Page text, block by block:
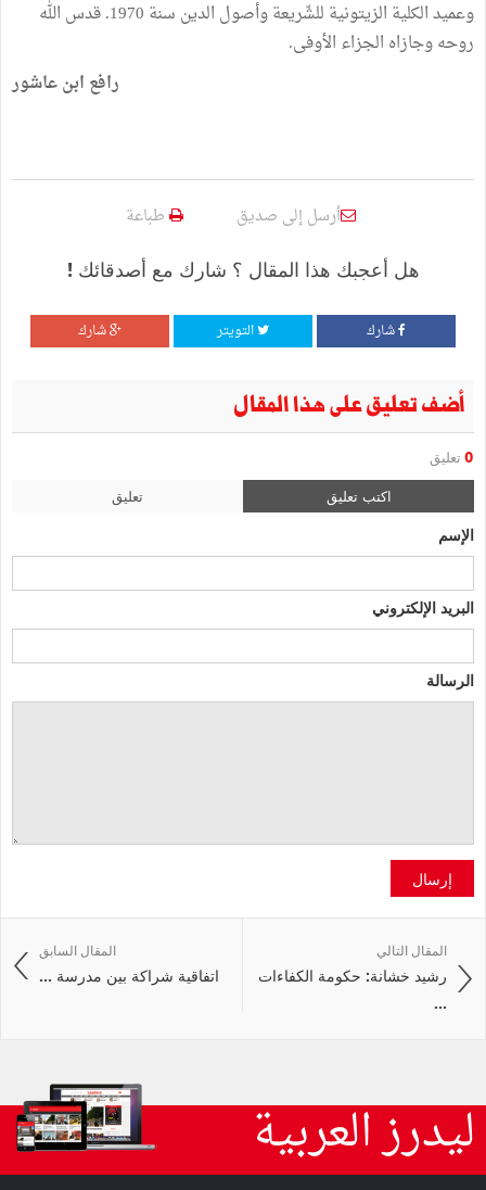
وعميد الكلية الزيتونية للشّريعة وأصول الدين سنة 1970. قدس الله
روحه وجازاه الجزاء الأوفى.
رافع ابن عاشور
أرسل إلى صديق طباعة
هل أعجبك هذا المقال ؟ شارك مع أصدقائك !
شارك التويتر شارك
أضف تعليق على هذا المقال
0 تعليق
اكتب تعليق تعليق
الإسم
البريد الإلكتروني
الرسالة
إرسال
المقال السابق
اتفاقية شراكة بين مدرسة ...
المقال التالي
رشيد خشانة: حكومة الكفاءات
...
ليدرز العربية